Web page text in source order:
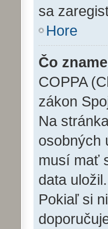
sa
Hore
Čo
COPPA
zákon
Na
osobných
musí mať
data
Pokiaľ si